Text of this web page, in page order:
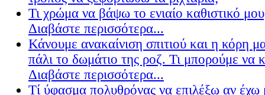
Τι χρώμα να βάψω το ενιαίο καθιστικό
Διαβάστε περισσότερα...
Κάνουμε ανακαίνιση σπιτιού και η κόρη
πάλι το δωμάτιο της ροζ. Τι μπορούμε να
Διαβάστε περισσότερα...
Τί ύφασμα πολυθρόνας να επιλέξω αν έχω